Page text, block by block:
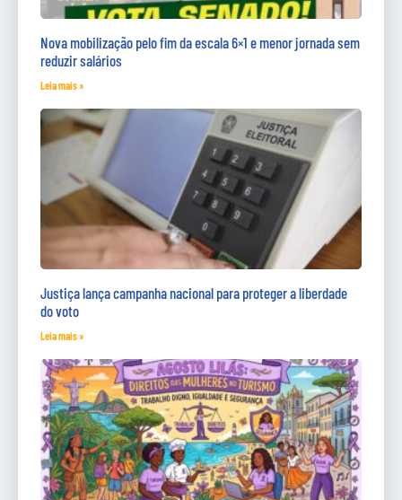
Nova mobilização pelo fim da escala 6×1 e menor jornada sem
reduzir salários
Leia mais »
Justiça lança campanha nacional para proteger a liberdade
do voto
Leia mais »